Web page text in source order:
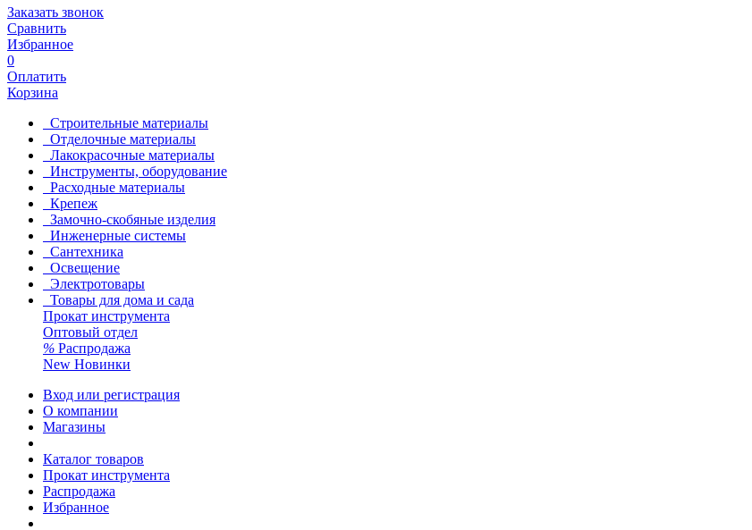
Заказать звонок
Сравнить
Избранное
0
Оплатить
Корзина
Строительные материалы
Отделочные материалы
Лакокрасочные материалы
Инструменты, оборудование
Расходные материалы
Крепеж
Замочно-скобяные изделия
Инженерные системы
Сантехника
Освещение
Электротовары
Товары для дома и сада
Прокат инструмента
Оптовый отдел
% Распродажа
New Новинки
Вход или регистрация
О компании
Магазины
Каталог товаров
Прокат инструмента
Распродажа
Избранное